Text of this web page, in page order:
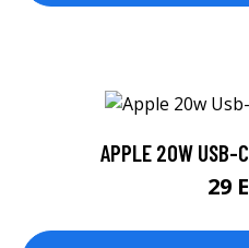
APPLE 20W USB-
29